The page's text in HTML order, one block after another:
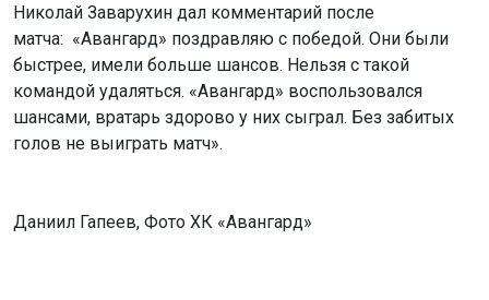
Николай Заварухин дал комментарий после
матча: «Авангард» поздравляю с победой. Они были
быстрее, имели больше шансов. Нельзя с такой
командой удаляться. «Авангард» воспользовался
шансами, вратарь здорово у них сыграл. Без забитых
голов не выиграть матч».
Даниил Гапеев, Фото ХК «Авангард»